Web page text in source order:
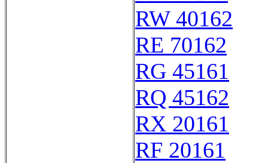
RW 40162
RE 70162
RG 45161
RQ 45162
RX 20161
RF 20161